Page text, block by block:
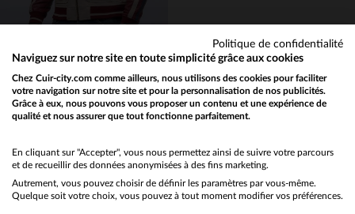
STEVE MCQUEEN
Hommage à McQueen : cuir de mouton rouge foncé. Souple, coupe regular.
490,00 €
Would you like to be redirected to our English site?
No
Yes
Politique de confidentialité
Naviguez sur notre site en toute simplicité grâce aux cookies
Chez Cuir-city.com comme ailleurs, nous utilisons des cookies pour faciliter
votre navigation sur notre site et pour la personnalisation de nos publicités.
Grâce à eux, nous pouvons vous proposer un contenu et une expérience de
qualité et nous assurer que tout fonctionne parfaitement.
En cliquant sur "Accepter", vous nous permettez ainsi de suivre votre parcours
et de recueillir des données anonymisées à des fins marketing.
Autrement, vous pouvez choisir de définir les paramètres par vous-même.
Quelque soit votre choix, vous pouvez à tout moment modifier vos préférences.